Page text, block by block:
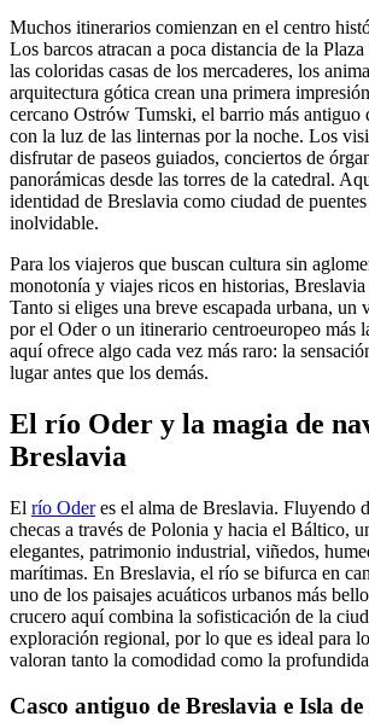
Muchos itinerarios comienzan en el centro
Los barcos atracan a poca distancia de la
las coloridas casas de los mercaderes, los
arquitectura gótica crean una primera
cercano Ostrów Tumski, el barrio más antiguo
con la luz de las linternas por la noche. Los
disfrutar de paseos guiados, conciertos de
panorámicas desde las torres de la catedral.
identidad de Breslavia como ciudad de
inolvidable.
Para los viajeros que buscan cultura sin
monotonía y viajes ricos en historias, Breslavia
Tanto si eliges una breve escapada urbana, un
por el Oder o un itinerario centroeuropeo más
aquí ofrece algo cada vez más raro: la
lugar antes que los demás.
El río Oder y la magia de
Breslavia
El río Oderes el alma de Breslavia. Fluyendo
checas a través de Polonia y hacia el Báltico,
elegantes, patrimonio industrial, viñedos,
marítimas. En Breslavia, el río se bifurca en
uno de los paisajes acuáticos urbanos más
crucero aquí combina la sofisticación de la
exploración regional, por lo que es ideal para
valoran tanto la comodidad como la
Casco antiguo de Breslavia e Isla